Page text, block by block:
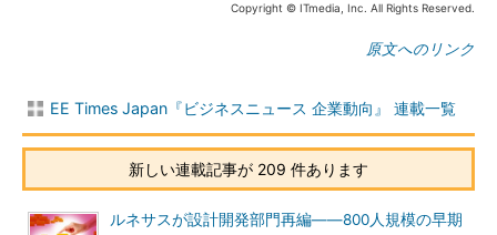
Copyright © ITmedia, Inc. All Rights Reserved.
原文へのリンク
EE Times Japan『ビジネスニュース 企業動向』 連載一覧
新しい連載記事が 209 件あります
ルネサスが設計開発部門再編――800人規模の早期